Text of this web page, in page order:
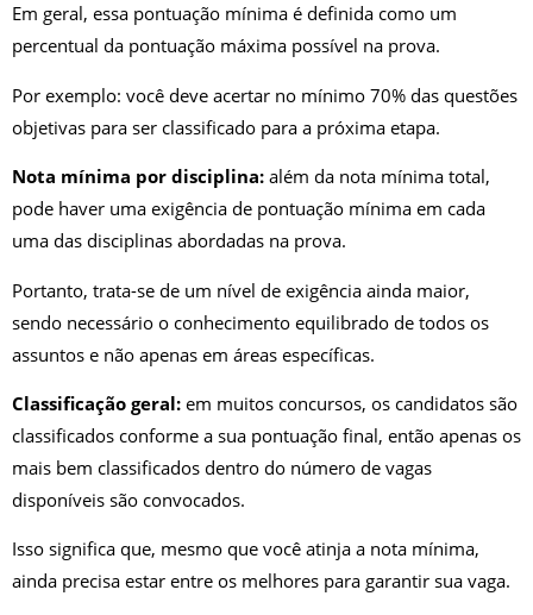
Em geral, essa pontuação mínima é definida como um
percentual da pontuação máxima possível na prova.
Por exemplo: você deve acertar no mínimo 70% das questões
objetivas para ser classificado para a próxima etapa.
Nota mínima por disciplina: além da nota mínima total,
pode haver uma exigência de pontuação mínima em cada
uma das disciplinas abordadas na prova.
Portanto, trata-se de um nível de exigência ainda maior,
sendo necessário o conhecimento equilibrado de todos os
assuntos e não apenas em áreas específicas.
Classificação geral: em muitos concursos, os candidatos são
classificados conforme a sua pontuação final, então apenas os
mais bem classificados dentro do número de vagas
disponíveis são convocados.
Isso significa que, mesmo que você atinja a nota mínima,
ainda precisa estar entre os melhores para garantir sua vaga.